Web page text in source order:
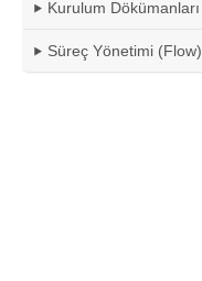
Kurulum Dökümanları
Süreç Yönetimi (Flow)